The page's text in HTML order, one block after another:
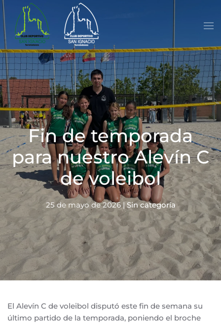
Skip to main content
Fin de temporada
para nuestro Alevín C
de voleibol
25 de mayo de 2026|Sin categoría
El Alevín C de voleibol disputó este fin de semana su
último partido de la temporada, poniendo el broche